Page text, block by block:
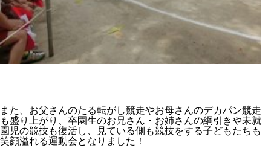
また、お父さんのたる転がし競走やお母さんのデカパン競走
も盛り上がり、卒園生のお兄さん・お姉さんの綱引きや未就
園児の競技も復活し、見ている側も競技をする子どもたちも
笑顔溢れる運動会となりました！